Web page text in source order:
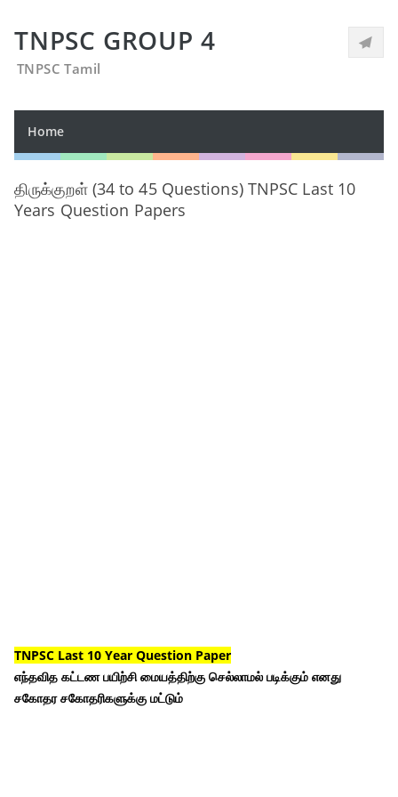
TNPSC GROUP 4
TNPSC Tamil
Home
திருக்குறள் (34 to 45 Questions) TNPSC Last 10
Years Question Papers
TNPSC Last 10 Year Question Paper
எந்தவித கட்டண பயிற்சி மையத்திற்கு செல்லாமல் படிக்கும் எனது
சகோதர சகோதரிகளுக்கு மட்டும்